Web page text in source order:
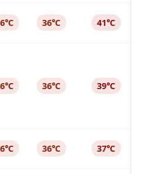
36℃ 41℃
36℃ 39℃
36℃ 37℃